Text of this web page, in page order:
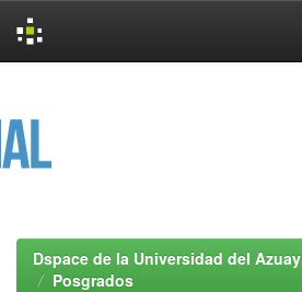
Dspace de la Universidad del Azuay
Posgrados